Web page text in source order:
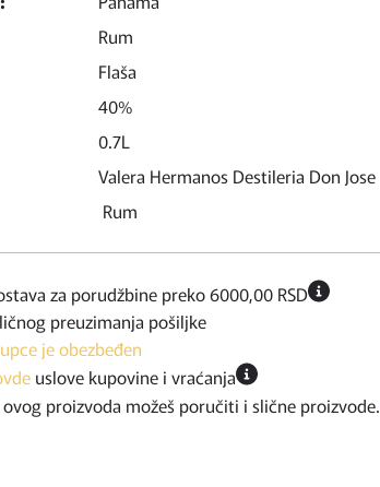
Rum
Flaša
40%
0.7L
Valera Hermanos Destileria Don Jose
Rum
za porudžbine preko 6000,00 RSD
preuzimanja pošiljke
je obezbeđen
uslove kupovine i vraćanja
proizvoda možeš poručiti i slične proizvode.